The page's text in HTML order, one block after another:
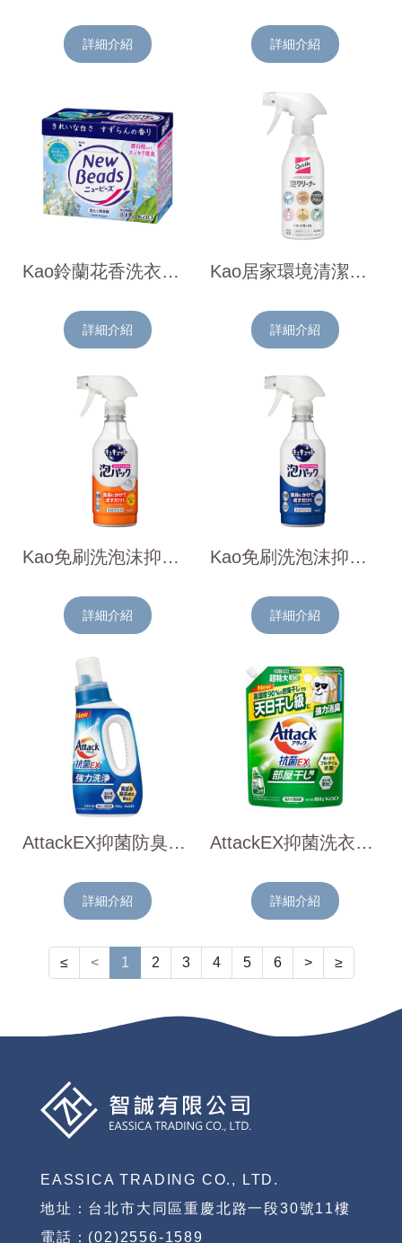
詳細介紹 詳細介紹
Kao鈴蘭花香洗衣粉(漂白劑添加)800g
詳細介紹
Kao居家環境清潔泡沫噴霧300ml
詳細介紹
Kao免刷洗泡沫抑菌洗碗精(柑橘香)430ml
詳細介紹
Kao免刷洗泡沫抑菌洗碗精(微香)430ml
詳細介紹
AttackEX抑菌防臭洗衣精750g
詳細介紹
AttackEX抑菌洗衣精補充包(清綠香)850g
詳細介紹
≤ < 1 2 3 4 5 6 > ≥
EASSICA TRADING CO., LTD.
地址：台北市大同區重慶北路一段30號11樓
電話：(02)2556-1589